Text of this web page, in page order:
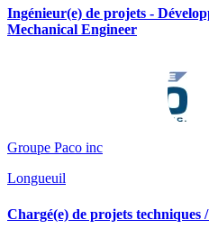
Ingénieur(e) de projets -
Mechanical Engineer
Groupe Paco inc
Longueuil
Chargé(e) de projets techniques